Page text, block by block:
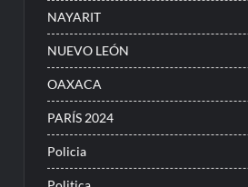
NAYARIT
NUEVO LEÓN
OAXACA
PARÍS 2024
Policia